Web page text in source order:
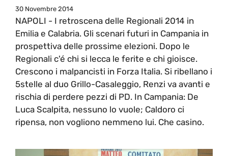
30 Novembre 2014
NAPOLI - I retroscena delle Regionali 2014 in
Emilia e Calabria. Gli scenari futuri in Campania in
prospettiva delle prossime elezioni. Dopo le
Regionali c'é chi si lecca le ferite e chi gioisce.
Crescono i malpancisti in Forza Italia. Si ribellano i
5stelle al duo Grillo-Casaleggio, Renzi va avanti e
rischia di perdere pezzi di PD. In Campania: De
Luca Scalpita, nessuno lo vuole; Caldoro ci
ripensa, non vogliono nemmeno lui. Che casino.